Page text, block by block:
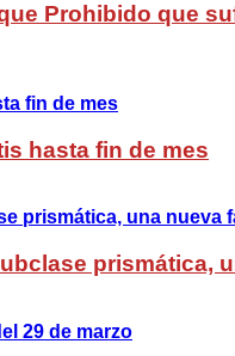
Prohibido que
hasta fin de mes
prismática,